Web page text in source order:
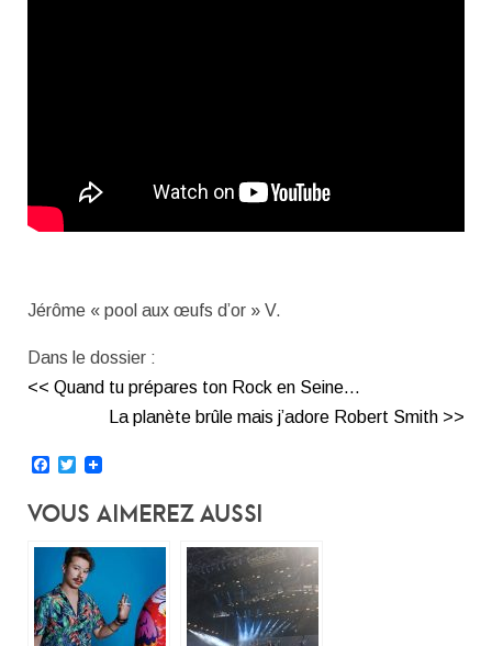
Jérôme « pool aux œufs d’or » V.
Dans le dossier :
<< Quand tu prépares ton Rock en Seine…
La planète brûle mais j’adore Robert Smith >>
Facebook
Twitter
Vous Aimerez Aussi